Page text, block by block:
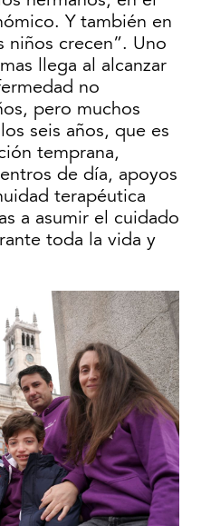
Y también en
crecen”. Uno
llega al alcanzar
no
pero muchos
seis años, que es
temprana,
de día, apoyos
terapéutica
a asumir el cuidado
toda la vida y